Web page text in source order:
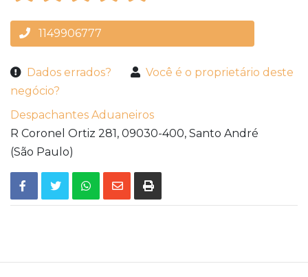
1149906777
Dados errados?
Você é o proprietário deste
negócio?
Despachantes Aduaneiros
R Coronel Ortiz 281, 09030-400, Santo André
(São Paulo)